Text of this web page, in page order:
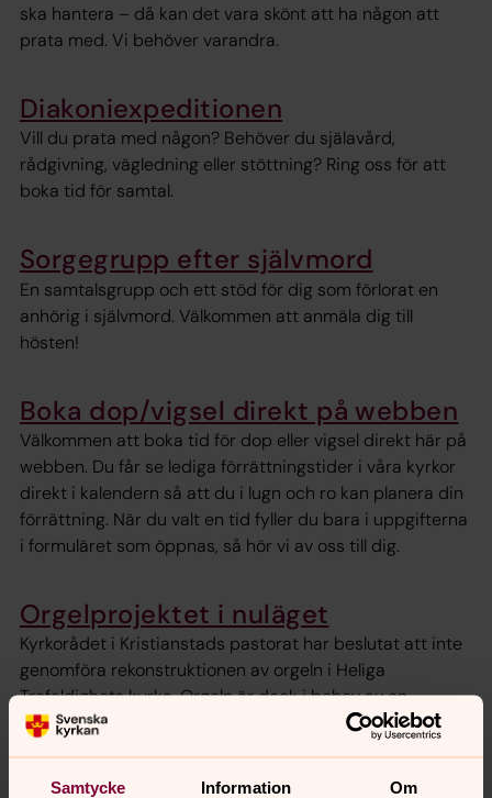
Samtycke Information Om
ska hantera – då kan det vara skönt att ha någon att
prata med. Vi behöver varandra.
Diakoniexpeditionen
Vill du prata med någon? Behöver du själavård,
rådgivning, vägledning eller stöttning? Ring oss för att
boka tid för samtal.
Sorgegrupp efter självmord
En samtalsgrupp och ett stöd för dig som förlorat en
anhörig i självmord. Välkommen att anmäla dig till
hösten!
Boka dop/vigsel direkt på webben
Välkommen att boka tid för dop eller vigsel direkt här på
webben. Du får se lediga förrättningstider i våra kyrkor
direkt i kalendern så att du i lugn och ro kan planera din
förrättning. När du valt en tid fyller du bara i uppgifterna
i formuläret som öppnas, så hör vi av oss till dig.
Orgelprojektet i nuläget
Kyrkorådet i Kristianstads pastorat har beslutat att inte
genomföra rekonstruktionen av orgeln i Heliga
Trefaldighets kyrka. Orgeln är dock i behov av en
renovering. Det har ännu inte tagits fram en tidsplan för